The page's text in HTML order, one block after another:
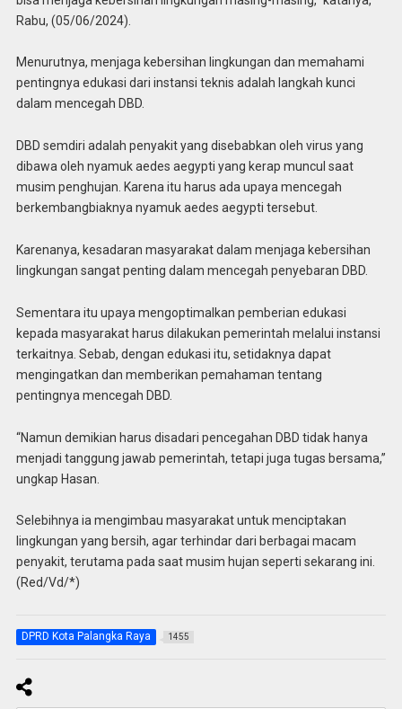
Rabu, (05/06/2024).
Menurutnya, menjaga kebersihan lingkungan dan memahami
pentingnya edukasi dari instansi teknis adalah langkah kunci
dalam mencegah DBD.
DBD semdiri adalah penyakit yang disebabkan oleh virus yang
dibawa oleh nyamuk aedes aegypti yang kerap muncul saat
musim penghujan. Karena itu harus ada upaya mencegah
berkembangbiaknya nyamuk aedes aegypti tersebut.
Karenanya, kesadaran masyarakat dalam menjaga kebersihan
lingkungan sangat penting dalam mencegah penyebaran DBD.
Sementara itu upaya mengoptimalkan pemberian edukasi
kepada masyarakat harus dilakukan pemerintah melalui instansi
terkaitnya. Sebab, dengan edukasi itu, setidaknya dapat
mengingatkan dan memberikan pemahaman tentang
pentingnya mencegah DBD.
“Namun demikian harus disadari pencegahan DBD tidak hanya
menjadi tanggung jawab pemerintah, tetapi juga tugas bersama,”
ungkap Hasan.
Selebihnya ia mengimbau masyarakat untuk menciptakan
lingkungan yang bersih, agar terhindar dari berbagai macam
penyakit, terutama pada saat musim hujan seperti sekarang ini.
(Red/Vd/*)
DPRD Kota Palangka Raya 1455